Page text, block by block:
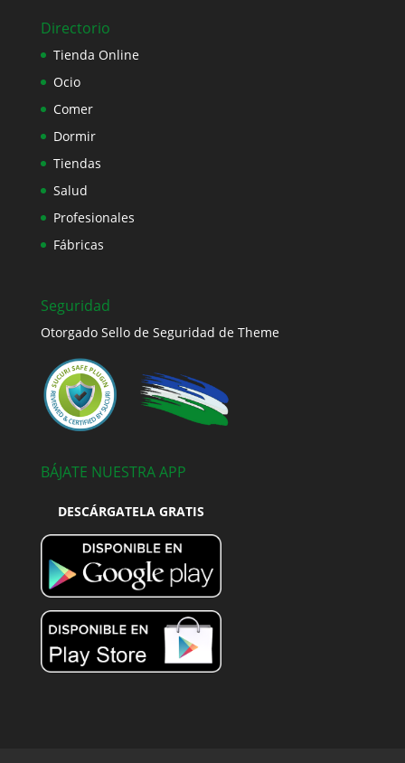
Directorio
Tienda Online
Ocio
Comer
Dormir
Tiendas
Salud
Profesionales
Fábricas
Seguridad
Otorgado Sello de Seguridad de Theme
BÁJATE NUESTRA APP
DESCÁRGATELA GRATIS